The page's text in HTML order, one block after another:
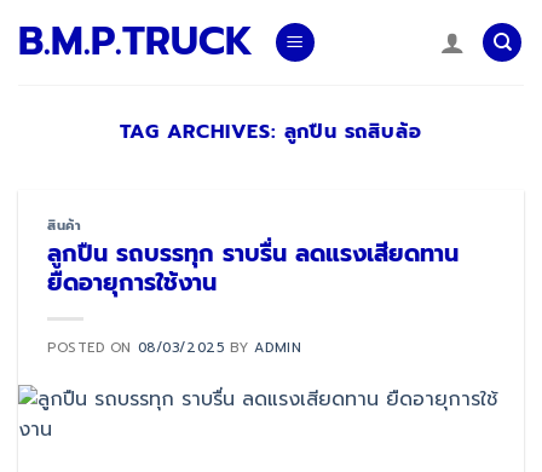
B.M.P.TRUCK
TAG ARCHIVES: ลูกปืน รถสิบล้อ
สินค้า
ลูกปืน รถบรรทุก ราบรื่น ลดแรงเสียดทาน
ยืดอายุการใช้งาน
POSTED ON 08/03/2025 BYADMIN